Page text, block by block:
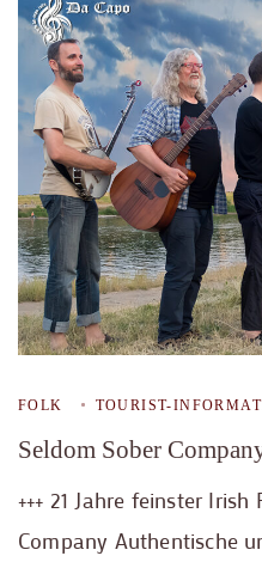
FOLK TOURIST-
Seldom Sober
+++ 21 Jahre feinster Irish
Company Authentische